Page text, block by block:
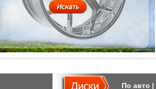
По авто |